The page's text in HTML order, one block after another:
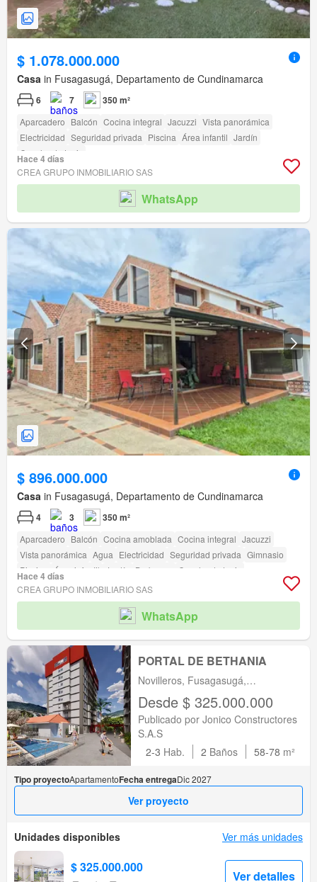
$ 1.078.000.000
Casa in Fusagasugá, Departamento de Cundinamarca
6 7 350 m²
Aparcadero Balcón Cocina integral Jacuzzi Vista panorámica
Electricidad Seguridad privada Piscina Área infantil Jardín
Cancha de tenis
Hace 4 días
CREA GRUPO INMOBILIARIO SAS
WhatsApp
$ 896.000.000
Casa in Fusagasugá, Departamento de Cundinamarca
4 3 350 m²
Aparcadero Balcón Cocina amoblada Cocina integral Jacuzzi
Vista panorámica Agua Electricidad Seguridad privada Gimnasio
Piscina
Área infantil Jardín Barbecue Cancha de tenis
Hace 4 días
CREA GRUPO INMOBILIARIO SAS
WhatsApp
PORTAL DE BETHANIA
Novilleros, Fusagasugá,
Fusagasugá, Cundinamarca
Desde $ 325.000.000
Publicado por Jonico Constructores
S.A.S
2-3 Hab. 2 Baños 58-78 m²
Tipo proyectoApartamentoFecha entregaDic 2027
Ver proyecto
Unidades disponibles Ver más unidades
$ 325.000.000
Ver detalles